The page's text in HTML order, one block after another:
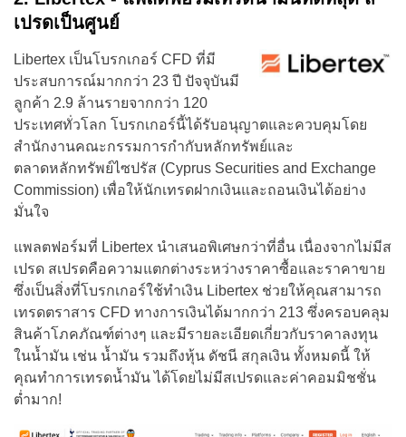
เปรดเป็นศูนย์
Libertex เป็นโบรกเกอร์ CFD ที่มี
ประสบการณ์มากกว่า 23 ปี ปัจจุบันมี
ลูกค้า 2.9 ล้านรายจากกว่า 120
ประเทศทั่วโลก โบรกเกอร์นี้ได้รับอนุญาตและควบคุมโดย
สำนักงานคณะกรรมการกำกับหลักทรัพย์และ
ตลาดหลักทรัพย์ไซปรัส (Cyprus Securities and Exchange
Commission) เพื่อให้นักเทรดฝากเงินและถอนเงินได้อย่าง
มั่นใจ
แพลตฟอร์มที่ Libertex นำเสนอพิเศษกว่าที่อื่น เนื่องจากไม่มีส
เปรด สเปรดคือความแตกต่างระหว่างราคาซื้อและราคาขาย
ซึ่งเป็นสิ่งที่โบรกเกอร์ใช้ทำเงิน Libertex ช่วยให้คุณสามารถ
เทรดตราสาร CFD ทางการเงินได้มากกว่า 213 ซึ่งครอบคลุม
สินค้าโภคภัณฑ์ต่างๆ และมีรายละเอียดเกี่ยวกับราคาลงทุน
ในน้ำมัน เช่น น้ำมัน รวมถึงหุ้น ดัชนี สกุลเงิน ทั้งหมดนี้ ให้
คุณทำการเทรดน้ำมัน ได้โดยไม่มีสเปรดและค่าคอมมิชชั่น
ต่ำมาก!